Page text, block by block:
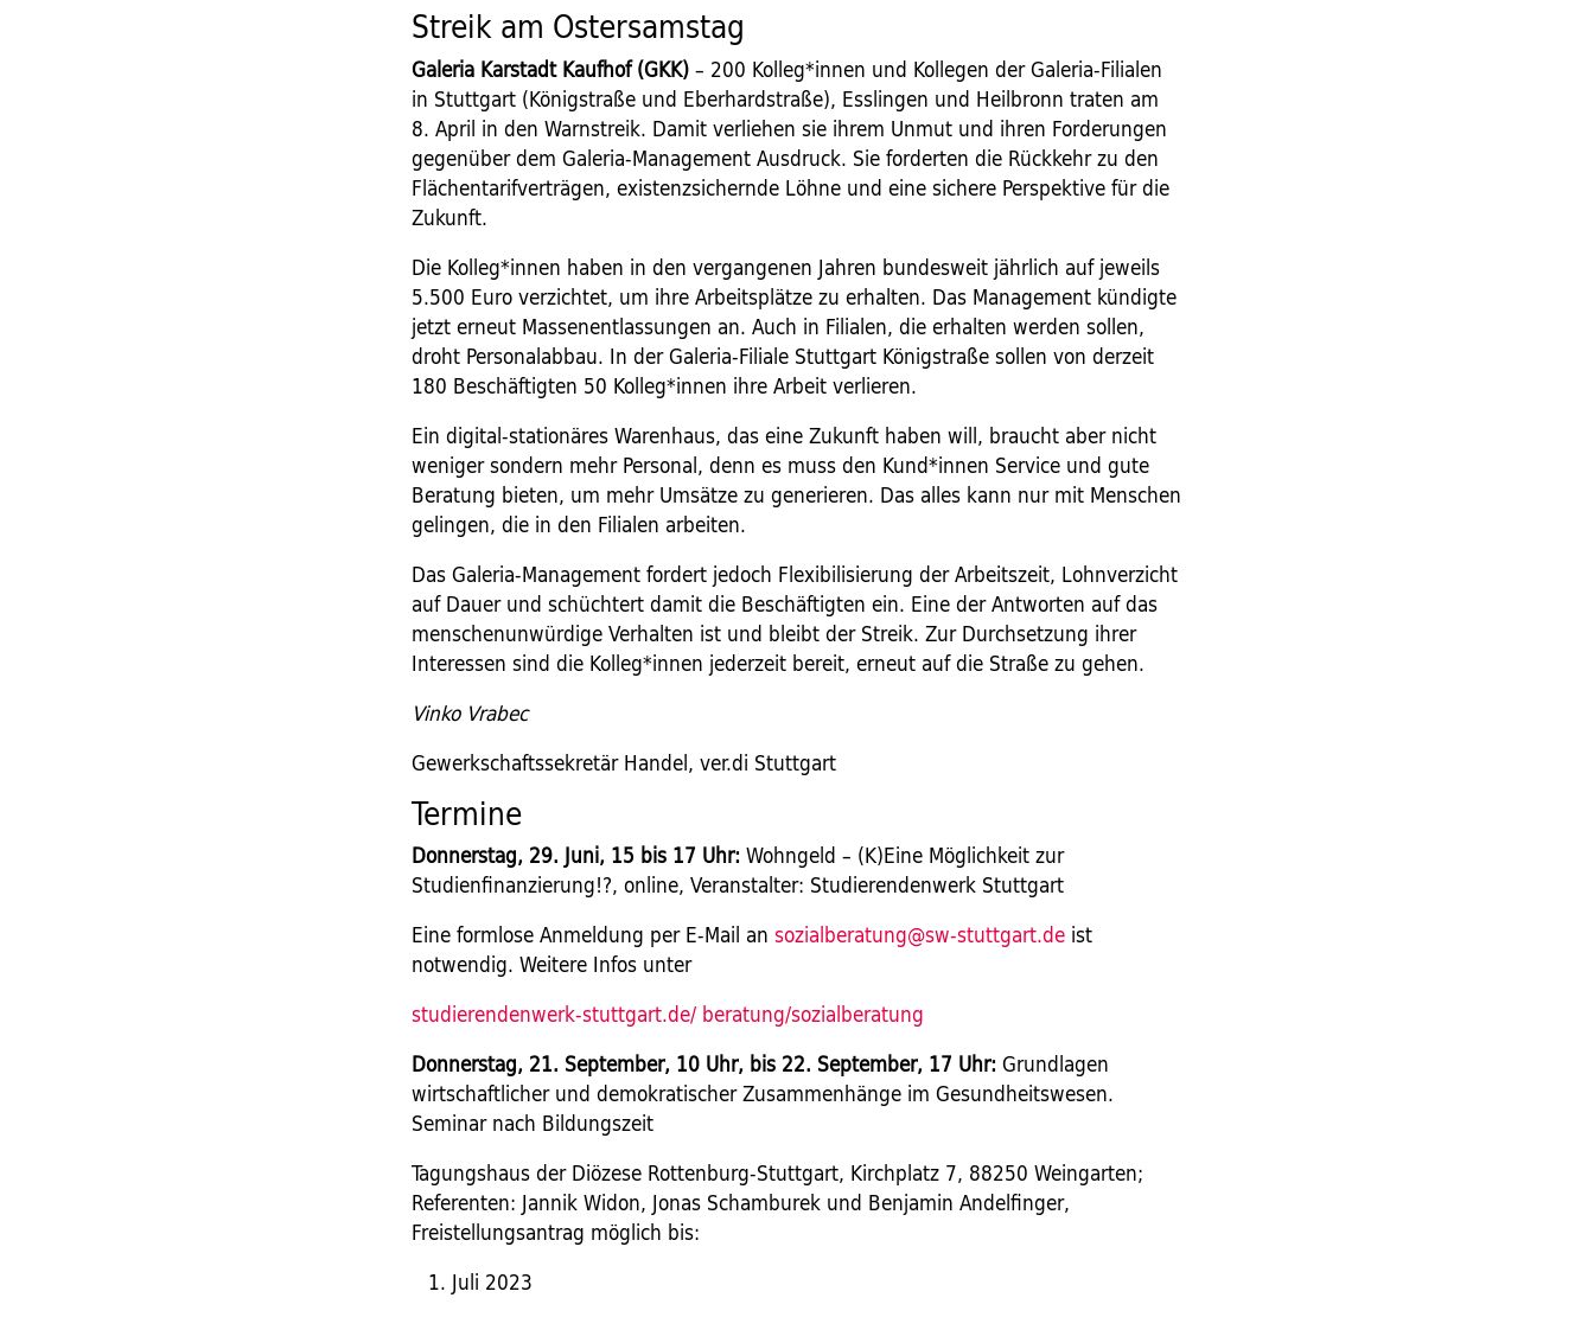
Streik am Ostersamstag
Galeria Karstadt Kaufhof (GKK)– 200 Kolleg*innen und Kollegen der Galeria-Filialen
in Stuttgart (Königstraße und Eberhardstraße), Esslingen und Heilbronn traten am
8. April in den Warnstreik. Damit verliehen sie ihrem Unmut und ihren Forderungen
gegenüber dem Galeria-Management Ausdruck. Sie forderten die Rückkehr zu den
Flächentarifverträgen, existenzsichernde Löhne und eine sichere Perspektive für die
Zukunft.
Die Kolleg*innen haben in den vergangenen Jahren bundesweit jährlich auf jeweils
5.500 Euro verzichtet, um ihre Arbeitsplätze zu erhalten. Das Management kündigte
jetzt erneut Massenentlassungen an. Auch in Filialen, die erhalten werden sollen,
droht Personalabbau. In der Galeria-Filiale Stuttgart Königstraße sollen von derzeit
180 Beschäftigten 50 Kolleg*innen ihre Arbeit verlieren.
Ein digital-stationäres Warenhaus, das eine Zukunft haben will, braucht aber nicht
weniger sondern mehr Personal, denn es muss den Kund*innen Service und gute
Beratung bieten, um mehr Umsätze zu generieren. Das alles kann nur mit Menschen
gelingen, die in den Filialen arbeiten.
Das Galeria-Management fordert jedoch Flexibilisierung der Arbeitszeit, Lohnverzicht
auf Dauer und schüchtert damit die Beschäftigten ein. Eine der Antworten auf das
menschenunwürdige Verhalten ist und bleibt der Streik. Zur Durchsetzung ihrer
Interessen sind die Kolleg*innen jederzeit bereit, erneut auf die Straße zu gehen.
Vinko Vrabec
Gewerkschaftssekretär Handel, ver.di Stuttgart
Termine
Donnerstag, 29. Juni, 15 bis 17 Uhr: Wohngeld – (K)Eine Möglichkeit zur
Studienfinanzierung!?, online, Veranstalter: Studierendenwerk Stuttgart
Eine formlose Anmeldung per E-Mail ansozialberatung@sw-stuttgart.de ist
notwendig. Weitere Infos unter
studierendenwerk-stuttgart.de/ beratung/sozialberatung
Donnerstag, 21. September, 10 Uhr, bis 22. September, 17 Uhr: Grundlagen
wirtschaftlicher und demokratischer Zusammenhänge im Gesundheitswesen.
Seminar nach Bildungszeit
Tagungshaus der Diözese Rottenburg-Stuttgart, Kirchplatz 7, 88250 Weingarten;
Referenten: Jannik Widon, Jonas Schamburek und Benjamin Andelfinger,
Freistellungsantrag möglich bis:
Juli 2023